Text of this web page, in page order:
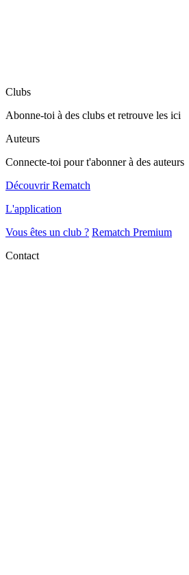
Clubs
Abonne-toi à des clubs et retrouve les ici
Auteurs
Connecte-toi pour t'abonner à des auteurs
Découvrir Rematch
L'application
Vous êtes un club ? Rematch Premium
Contact